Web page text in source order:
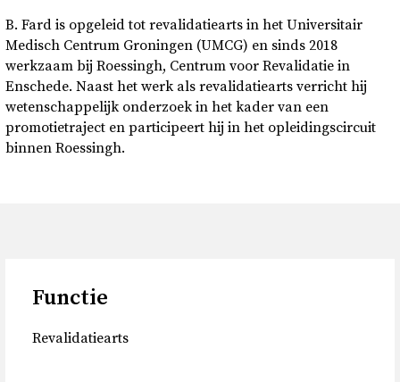
Contact en bezoek
Deutsch
Donkere modus
B. Fard is opgeleid tot revalidatiearts in het Universitair
Medisch Centrum Groningen (UMCG) en sinds 2018
werkzaam bij Roessingh, Centrum voor Revalidatie in
Enschede. Naast het werk als revalidatiearts verricht hij
wetenschappelijk onderzoek in het kader van een
promotietraject en participeert hij in het opleidingscircuit
binnen Roessingh.
Functie
Revalidatiearts